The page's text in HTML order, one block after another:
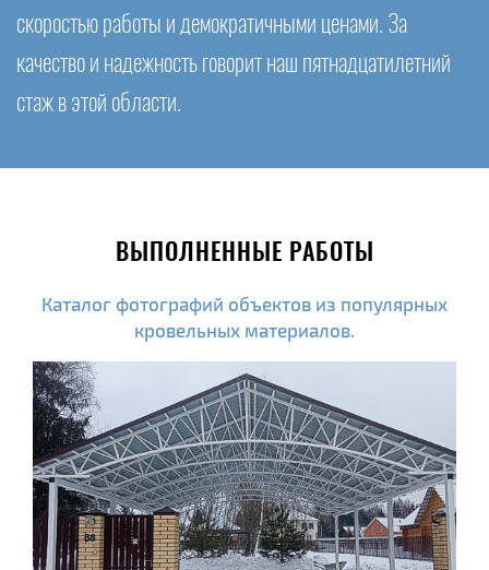
скоростью работы и демократичными ценами. За
качество и надежность говорит наш пятнадцатилетний
стаж в этой области.
ВЫПОЛНЕННЫЕ РАБОТЫ
Каталог фотографий объектов из популярных
кровельных материалов.